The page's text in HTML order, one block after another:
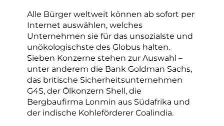
Alle Bürger weltweit können ab sofort per
Internet auswählen, welches
Unternehmen sie für das unsozialste und
unökologischste des Globus halten.
Sieben Konzerne stehen zur Auswahl –
unter anderem die Bank Goldman Sachs,
das britische Sicherheitsunternehmen
G4S, der Ölkonzern Shell, die
Bergbaufirma Lonmin aus Südafrika und
der indische Kohleförderer Coalindia.